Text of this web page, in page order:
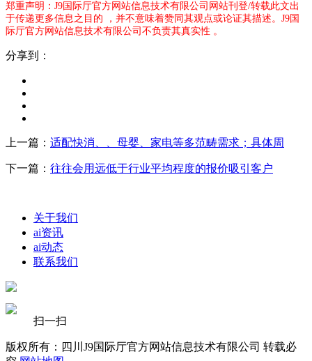
郑重声明：J9国际厅官方网站信息技术有限公司网站刊登/转载此文出
于传递更多信息之目的 ，并不意味着赞同其观点或论证其描述。J9国
际厅官方网站信息技术有限公司不负责其真实性 。
分享到：
上一篇： 适配快消、、母婴、家电等多范畴需求；具体周
下一篇： 往往会用远低于行业平均程度的报价吸引客户
关于我们
ai资讯
ai动态
联系我们
扫一扫
版权所有：四川J9国际厅官方网站信息技术有限公司 转载必